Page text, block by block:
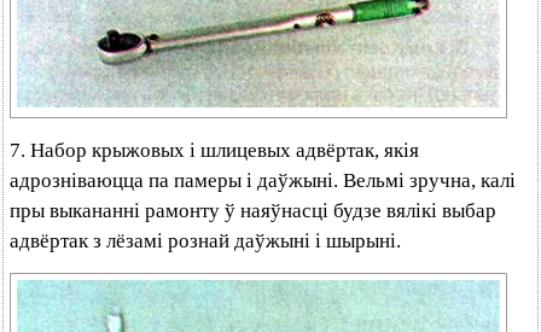
7. Набор крыжовых і шлицевых адвёртак, якія
адрозніваюцца па памеры і даўжыні. Вельмі зручна, калі
пры выкананні рамонту ў наяўнасці будзе вялікі выбар
адвёртак з лёзамі рознай даўжыні і шырыні.